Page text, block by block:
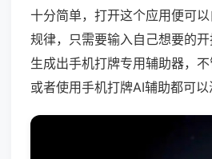
十分简单，打开这个应用便可
规律，只需要输入自己想要的
生成出手机打牌专用辅助器，
或者使用手机打牌AI辅助都可以